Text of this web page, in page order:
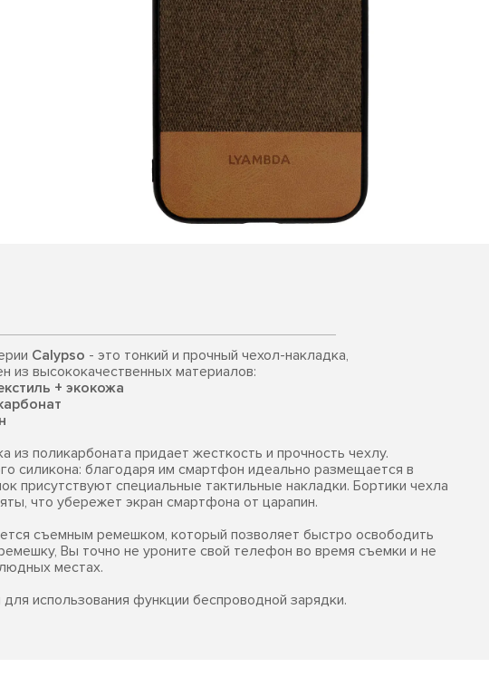
Calypso - это тонкий и прочный чехол-накладка,
из высококачественных материалов:
+ экокожа
из поликарбоната придает жесткость и прочность чехлу.
силикона: благодаря им смартфон идеально размещается в
присутствуют специальные тактильные накладки. Бортики чехла
что убережет экран смартфона от царапин.
съемным ремешком, который позволяет быстро освободить
Вы точно не уроните свой телефон во время съемки и не
местах.
использования функции беспроводной зарядки.